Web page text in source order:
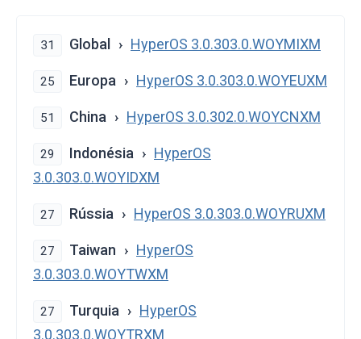
31 Global HyperOS 3.0.303.0.WOYMIXM
25 Europa HyperOS 3.0.303.0.WOYEUXM
51 China HyperOS 3.0.302.0.WOYCNXM
29 Indonésia
HyperOS
3.0.303.0.WOYIDXM
27 Rússia HyperOS 3.0.303.0.WOYRUXM
27 Taiwan
HyperOS
3.0.303.0.WOYTWXM
27 Turquia
HyperOS
3.0.303.0.WOYTRXM